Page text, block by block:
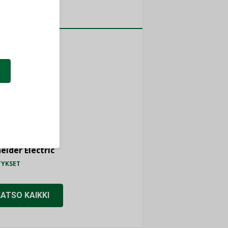
Electric
KAIKKI